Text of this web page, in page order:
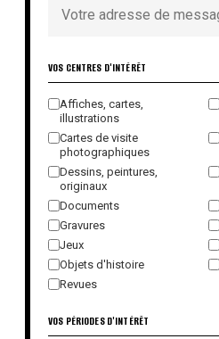
VOS CENTRES D'INTÉRÊT
Affiches, cartes,
illustrations
Cartes de visite
photographiques
Dessins, peintures,
originaux
Documents
Gravures
Jeux
Objets d'histoire
Revues
VOS PÉRIODES D'INTÉRÊT